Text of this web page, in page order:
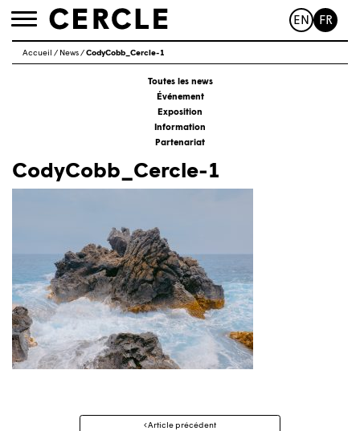
Toggle
EN FR
Accueil / News/CodyCobb_Cercle-1
Toutes les news
Événement
Exposition
Information
Partenariat
CodyCobb_Cercle-1
Navigation
Article précédent